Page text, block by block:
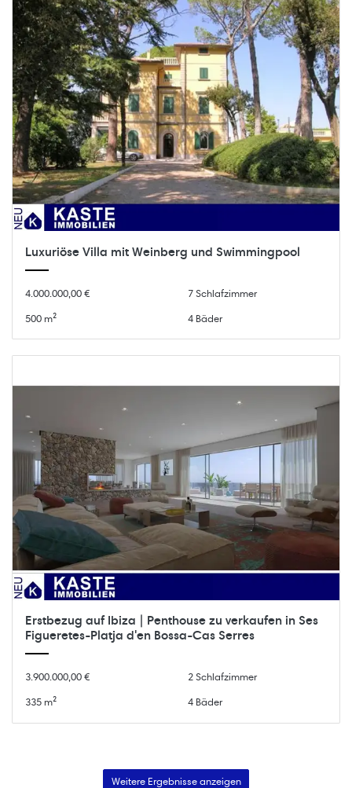
Luxuriöse Villa mit Weinberg und Swimmingpool
4.000.000,00 €
500 m²
7 Schlafzimmer
4 Bäder
Erstbezug auf Ibiza | Penthouse zu verkaufen in Ses
Figueretes-Platja d'en Bossa-Cas Serres
3.900.000,00 €
335 m²
2 Schlafzimmer
4 Bäder
Weitere Ergebnisse anzeigen